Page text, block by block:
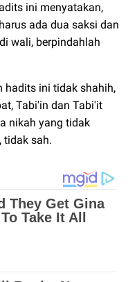
ini menyatakan,
ada dua saksi dan
wali, berpindahlah
hadits ini tidak shahih,
Tabi'in dan Tabi'it
nikah yang tidak
tidak sah.